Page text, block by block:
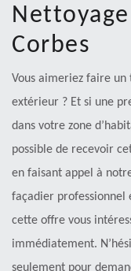
Corbes
Vous aimeriez faire
extérieur ? Et si une
dans votre zone
possible de recevoir
en faisant appel à
façadier professionnel
cette offre vous
immédiatement.
seulement pour